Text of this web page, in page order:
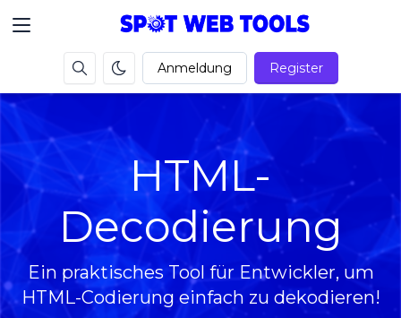
Anmeldung Register
HTML-
Decodierung
Ein praktisches Tool für Entwickler, um
HTML-Codierung einfach zu dekodieren!